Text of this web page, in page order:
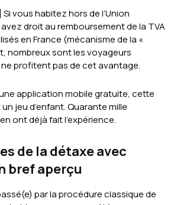
vous habitez hors de l’Union
droit au remboursement de la TVA
en France (mécanisme de la «
nombreux sont les voyageurs
profitent pas de cet avantage.
application mobile gratuite, cette
jeu d’enfant. Quarante mille
ont déjà fait l’expérience.
de la détaxe avec
bref aperçu
par la procédure classique de